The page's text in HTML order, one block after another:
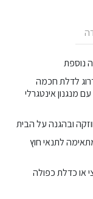
נוספת
לדלת חכמה
מנגנון אינטגרלי
ובהגנה על הבית
לתנאי חוץ
או כדלת כפולה